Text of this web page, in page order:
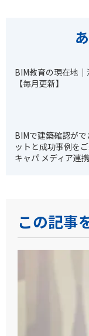
BIM教育の現在地
【毎月更新】
BIMで建築確認がで
ットと成功事例を
キャパ メディア連
この記事